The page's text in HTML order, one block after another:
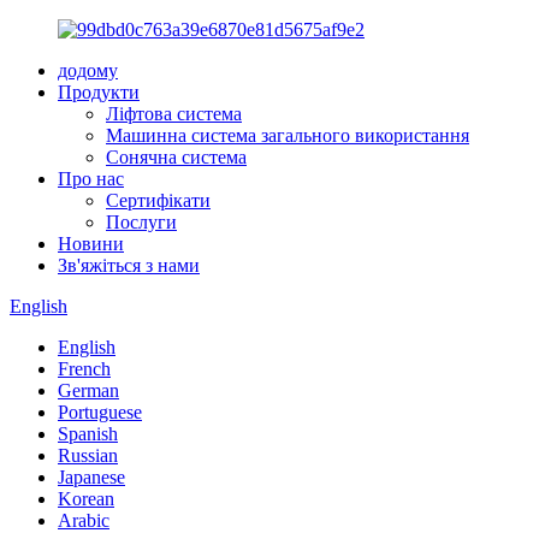
додому
Продукти
Ліфтова система
Машинна система загального використання
Сонячна система
Про нас
Сертифікати
Послуги
Новини
Зв'яжіться з нами
English
English
French
German
Portuguese
Spanish
Russian
Japanese
Korean
Arabic